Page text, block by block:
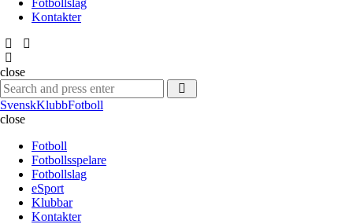
Fotbollslag
Kontakter
close
Search
for:
SvenskKlubbFotboll
close
Fotboll
Fotbollsspelare
Fotbollslag
eSport
Klubbar
Kontakter